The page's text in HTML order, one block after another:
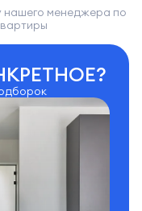
нашего менеджера по